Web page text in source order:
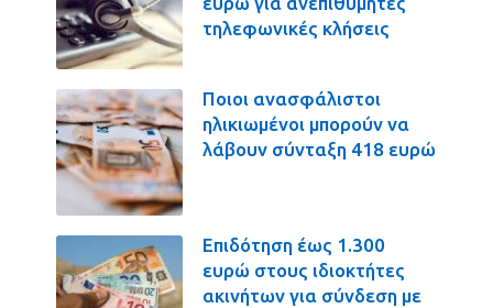
τηλεφωνικές κλήσεις
Ποιοι ανασφάλιστοι
ηλικιωμένοι μπορούν να
λάβουν σύνταξη 418 ευρώ
Επιδότηση έως 1.300
ευρώ στους ιδιοκτήτες
ακινήτων για σύνδεση με